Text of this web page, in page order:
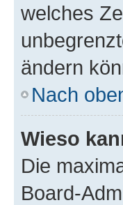
welches
ändern
Nach
Wieso
Die
Board-